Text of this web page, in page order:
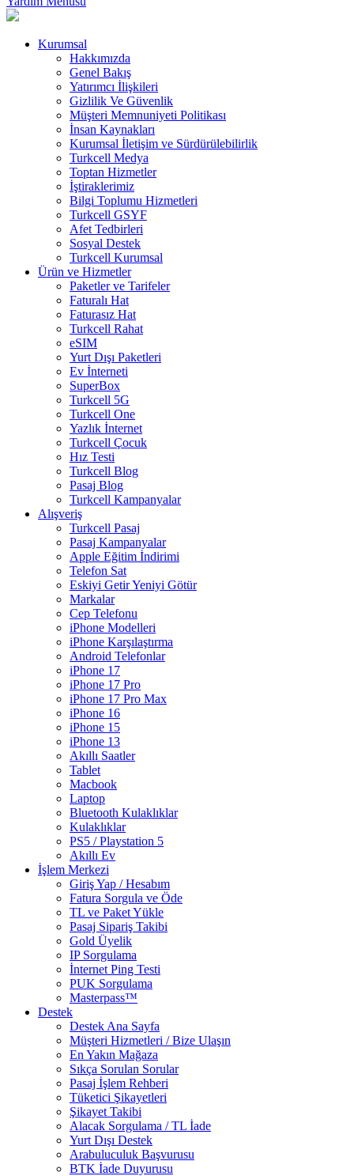
Kurumsal
Hakkımızda
Genel Bakış
Yatırımcı İlişkileri
Gizlilik Ve Güvenlik
Müşteri Memnuniyeti Politikası
İnsan Kaynakları
Kurumsal İletişim ve Sürdürülebilirlik
Turkcell Medya
Toptan Hizmetler
İştiraklerimiz
Bilgi Toplumu Hizmetleri
Turkcell GSYF
Afet Tedbirleri
Sosyal Destek
Turkcell Kurumsal
Ürün ve Hizmetler
Paketler ve Tarifeler
Faturalı Hat
Faturasız Hat
Turkcell Rahat
eSIM
Yurt Dışı Paketleri
Ev İnterneti
SuperBox
Turkcell 5G
Turkcell One
Yazlık İnternet
Turkcell Çocuk
Hız Testi
Turkcell Blog
Pasaj Blog
Turkcell Kampanyalar
Alışveriş
Turkcell Pasaj
Pasaj Kampanyalar
Apple Eğitim İndirimi
Telefon Sat
Eskiyi Getir Yeniyi Götür
Markalar
Cep Telefonu
iPhone Modelleri
iPhone Karşılaştırma
Android Telefonlar
iPhone 17
iPhone 17 Pro
iPhone 17 Pro Max
iPhone 16
iPhone 15
iPhone 13
Akıllı Saatler
Tablet
Macbook
Laptop
Bluetooth Kulaklıklar
Kulaklıklar
PS5 / Playstation 5
Akıllı Ev
İşlem Merkezi
Giriş Yap / Hesabım
Fatura Sorgula ve Öde
TL ve Paket Yükle
Pasaj Sipariş Takibi
Gold Üyelik
IP Sorgulama
İnternet Ping Testi
PUK Sorgulama
Masterpass™
Destek
Destek Ana Sayfa
Müşteri Hizmetleri / Bize Ulaşın
En Yakın Mağaza
Sıkça Sorulan Sorular
Pasaj İşlem Rehberi
Tüketici Şikayetleri
Şikayet Takibi
Alacak Sorgulama / TL İade
Yurt Dışı Destek
Arabuluculuk Başvurusu
BTK İade Duyurusu